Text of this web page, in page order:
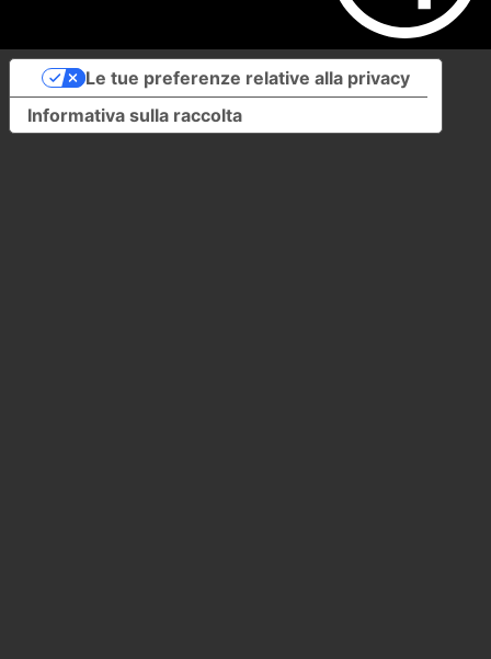
Informativa sulla raccolta
Le tue preferenze relative alla privacy